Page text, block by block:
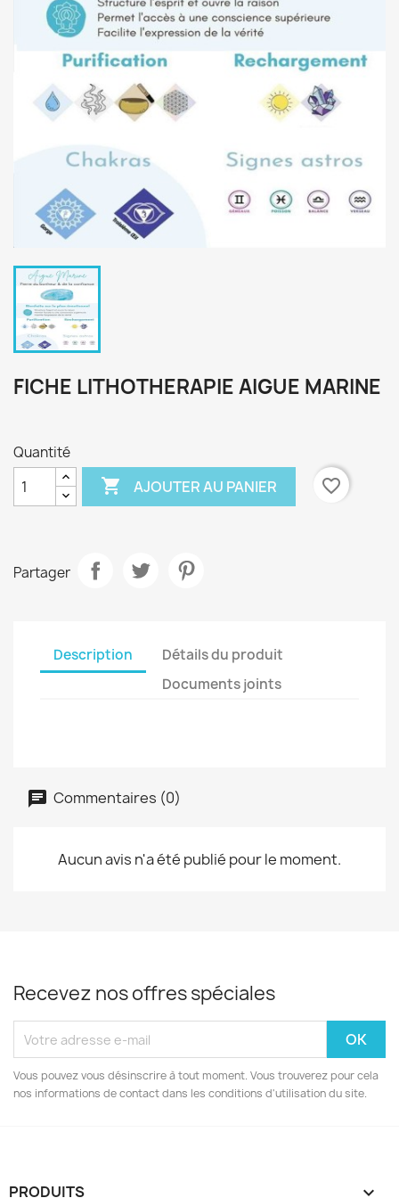
FICHE LITHOTHERAPIE AIGUE MARINE
Quantité
 AJOUTER AU PANIER favorite_border
Partager
Description
Détails du produit
Documents joints
Commentaires (0)
Aucun avis n'a été publié pour le moment.
Recevez nos offres spéciales
Vous pouvez vous désinscrire à tout moment. Vous trouverez pour cela
nos informations de contact dans les conditions d'utilisation du site.
PRODUITS 